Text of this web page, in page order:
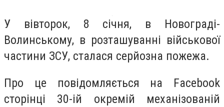
У вівторок, 8 січня, в Новограді-
Волинському, в розташуванні військової
частини ЗСУ, сталася серйозна пожежа.
Про це повідомляється на Facebook
сторінці 30-ій окремій механізованій